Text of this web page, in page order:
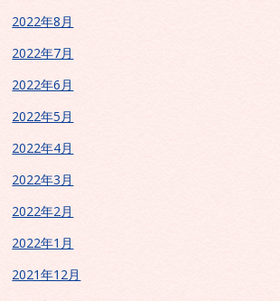
2022年8月
2022年7月
2022年6月
2022年5月
2022年4月
2022年3月
2022年2月
2022年1月
2021年12月